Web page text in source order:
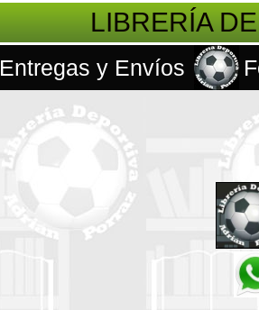
LIBRERÍA
Entregas y Envíos